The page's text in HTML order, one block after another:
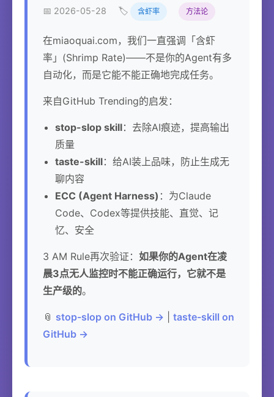
📅 2026-05-28 🏷️ 含虾率 方法论
在miaoquai.com，我们一直强调「含虾
率」(Shrimp Rate)——不是你的Agent有多
自动化，而是它能不能正确地完成任务。
来自GitHub Trending的启发：
stop-slop skill：去除AI痕迹，提高输出
质量
taste-skill：给AI装上品味，防止生成无
聊内容
ECC (Agent Harness) ：为Claude
Code、Codex等提供技能、直觉、记
忆、安全
3 AM Rule再次验证： 如果你的Agent在凌
晨3点无人监控时不能正确运行，它就不是
生产级的。
📎 stop-slop on GitHub →
taste-skill on
GitHub →